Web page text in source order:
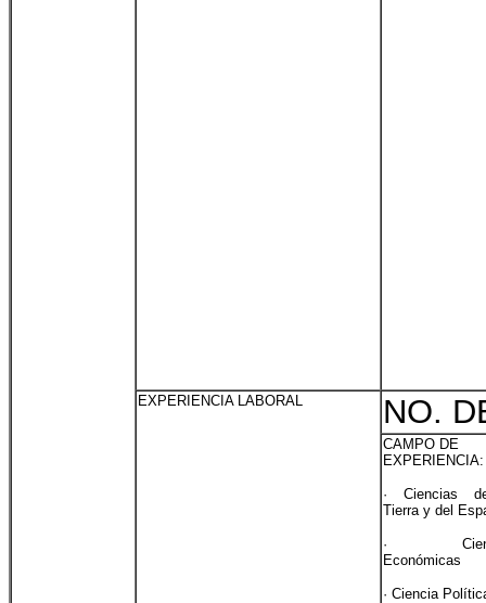
EXPERIENCIA LABORAL NO.
CAMPO DE
EXPERIENCIA:
· Ciencias
Tierra y del
·
Económicas
· Ciencia